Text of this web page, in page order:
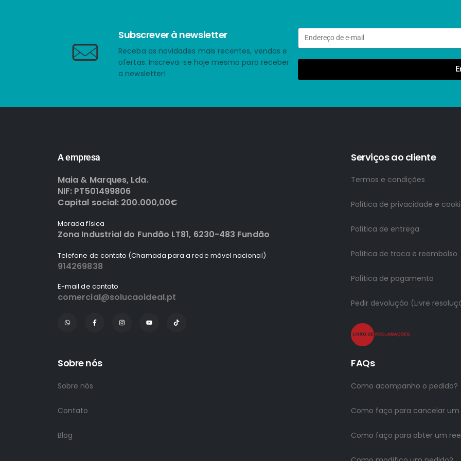
Subscrever à newsletter
Receba as novidades mais recentes, vendas e
ofertas. Inscreva-se hoje mesmo para receber
a newsletter!
A empresa
Maia & Marques, Lda.
NIF: PT501499806
Capital social: 200.000,00€
Morada física
Zona Industrial do Fundão LT81, 6230-483 Fundão
Telefone de contato (Chamada para a rede móvel nacional)
914269838
E-mail de contato
comercial@solucaoideal.pt
Serviços ao cliente
Termos e condições
Política de privacidade e
Política de entrega
Política de troca e reembolso
Política de pagamento
Pedir devolução (Livre
Sobre nós
Sobre nós
Contato
Blog
FAQs
Como acompanho o pedido?
Como faço para cancelar um
Como faço para obter um